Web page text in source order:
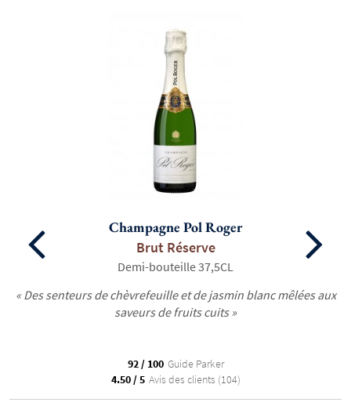
Champagne Pol Roger
Brut Réserve
Demi-bouteille 37,5CL
« Des senteurs de chèvrefeuille et de jasmin blanc mêlées aux
saveurs de fruits cuits »
92 / 100 Guide Parker
4.50 / 5 Avis des clients (104)